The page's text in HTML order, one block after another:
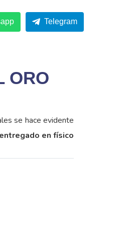
ORO
se hace evidente
en físico
Telegram